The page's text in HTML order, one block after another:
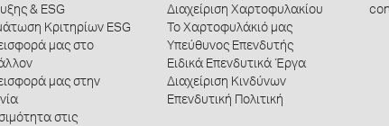
& ESG
Κριτηρίων ESG
μας στο
μας στην
στις
Διαχείριση Χαρτοφυλακίου
Το Χαρτοφυλάκιό μας
Υπεύθυνος Επενδυτής
Ειδικά Επενδυτικά Έργα
Διαχείριση Κινδύνων
Επενδυτική Πολιτική